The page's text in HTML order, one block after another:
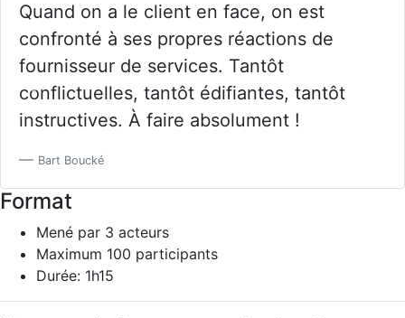
Quand on a le client en face, on est
confronté à ses propres réactions de
fournisseur de services. Tantôt
conflictuelles, tantôt édifiantes, tantôt
instructives. À faire absolument !
Bart Boucké
Previous
Format
Mené par 3 acteurs
Maximum 100 participants
Durée: 1h15